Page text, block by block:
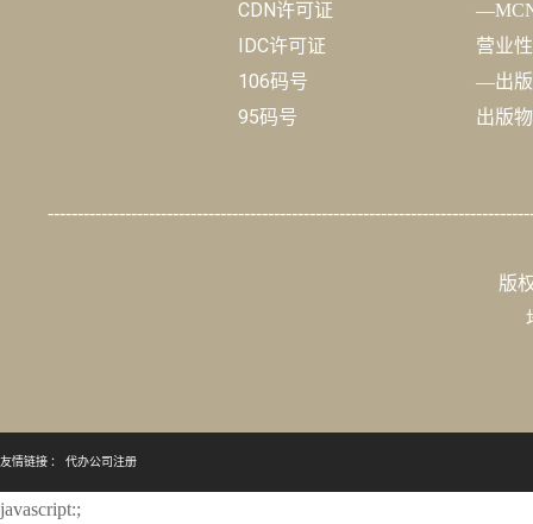
CDN许可证
IDC许可证
106码号
95码号
营业
—出版
出版
版
友情链接 ： 代办公司注册
javascript:;